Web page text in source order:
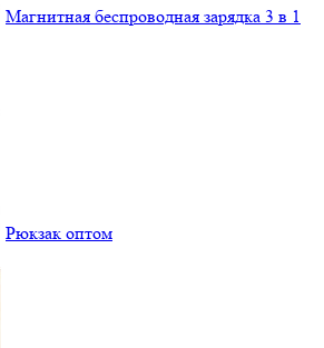
Магнитная беспроводная зарядка 3 в 1
Рюкзак оптом